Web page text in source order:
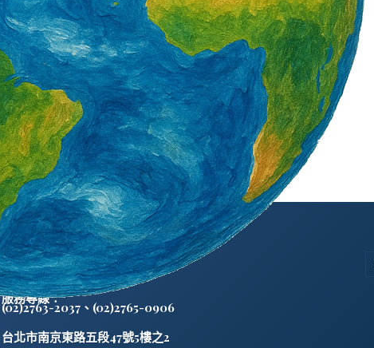
外籍勞工通訊社版權所有 ©
服務專線：
(02)2763-2037、 (02)2765-0906
台北市南京東路五段47號5樓之2